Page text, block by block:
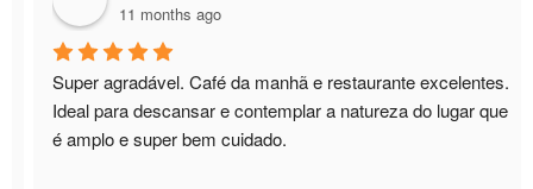
11 months ago
Super agradável. Café da manhã e restaurante excelentes.
Ideal para descansar e contemplar a natureza do lugar que
é amplo e super bem cuidado.